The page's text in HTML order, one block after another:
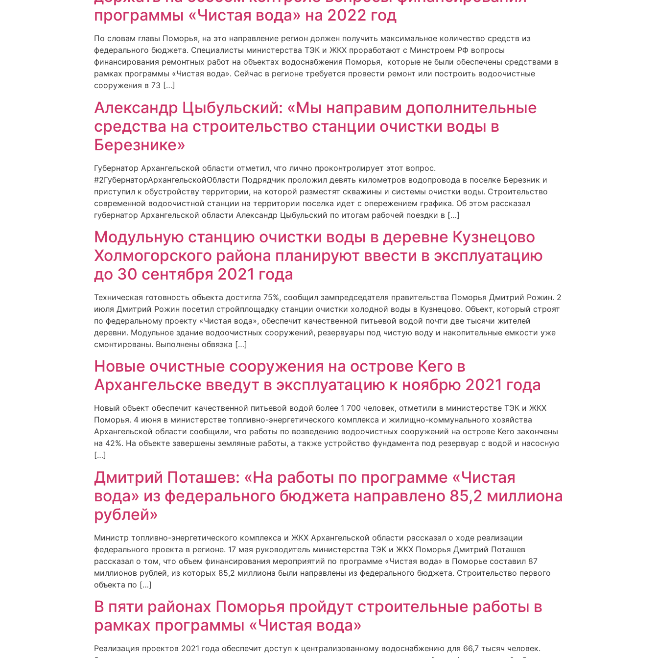
программы «Чистая вода» на 2022 год
По словам главы Поморья, на это направление регион должен получить максимальное количество средств из
федерального бюджета. Специалисты министерства ТЭК и ЖКХ проработают с Минстроем РФ вопросы
финансирования ремонтных работ на объектах водоснабжения Поморья, которые не были обеспечены средствами в
рамках программы «Чистая вода». Сейчас в регионе требуется провести ремонт или построить водоочистные
сооружения в 73 […]
Александр Цыбульский: «Мы направим дополнительные
средства на строительство станции очистки воды в
Березнике»
Губернатор Архангельской области отметил, что лично проконтролирует этот вопрос.
#2ГубернаторАрхангельскойОбласти Подрядчик проложил девять километров водопровода в поселке Березник и
приступил к обустройству территории, на которой разместят скважины и системы очистки воды. Строительство
современной водоочистной станции на территории поселка идет с опережением графика. Об этом рассказал
губернатор Архангельской области Александр Цыбульский по итогам рабочей поездки в […]
Модульную станцию очистки воды в деревне Кузнецово
Холмогорского района планируют ввести в эксплуатацию
до 30 сентября 2021 года
Техническая готовность объекта достигла 75%, сообщил зампредседателя правительства Поморья Дмитрий Рожин. 2
июля Дмитрий Рожин посетил стройплощадку станции очистки холодной воды в Кузнецово. Объект, который строят
по федеральному проекту «Чистая вода», обеспечит качественной питьевой водой почти две тысячи жителей
деревни. Модульное здание водоочистных сооружений, резервуары под чистую воду и накопительные емкости уже
смонтированы. Выполнены обвязка […]
Новые очистные сооружения на острове Кего в
Архангельске введут в эксплуатацию к ноябрю 2021 года
Новый объект обеспечит качественной питьевой водой более 1 700 человек, отметили в министерстве ТЭК и ЖКХ
Поморья. 4 июня в министерстве топливно-энергетического комплекса и жилищно-коммунального хозяйства
Архангельской области сообщили, что работы по возведению водоочистных сооружений на острове Кего закончены
на 42%. На объекте завершены земляные работы, а также устройство фундамента под резервуар с водой и насосную
[…]
Дмитрий Поташев: «На работы по программе «Чистая
вода» из федерального бюджета направлено 85,2 миллиона
рублей»
Министр топливно-энергетического комплекса и ЖКХ Архангельской области рассказал о ходе реализации
федерального проекта в регионе. 17 мая руководитель министерства ТЭК и ЖКХ Поморья Дмитрий Поташев
рассказал о том, что объем финансирования мероприятий по программе «Чистая вода» в Поморье составил 87
миллионов рублей, из которых 85,2 миллиона были направлены из федерального бюджета. Строительство первого
объекта по […]
В пяти районах Поморья пройдут строительные работы в
рамках программы «Чистая вода»
Реализация проектов 2021 года обеспечит доступ к централизованному водоснабжению для 66,7 тысяч человек.